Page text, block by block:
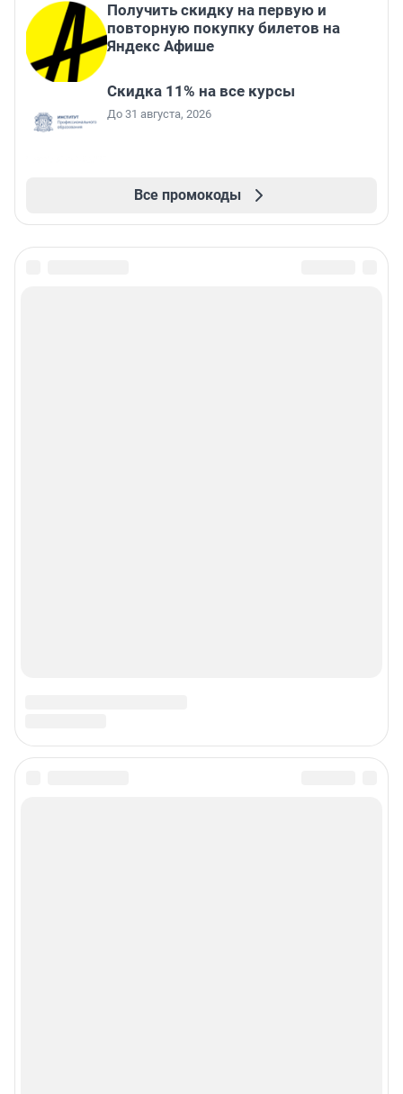
Получить скидку на первую и
повторную покупку билетов на
Яндекс Афише
Скидка 11% на все курсы
До 31 августа, 2026
Все промокоды